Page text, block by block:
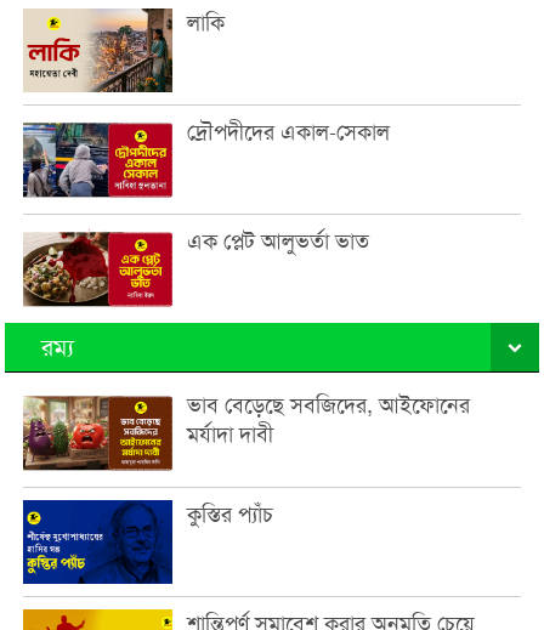
লাকি
দ্রৌপদীদের একাল-সেকাল
এক প্লেট আলুভর্তা ভাত
রম্য
ভাব বেড়েছে সবজিদের, আইফোনের
মর্যাদা দাবী
কুস্তির প্যাঁচ